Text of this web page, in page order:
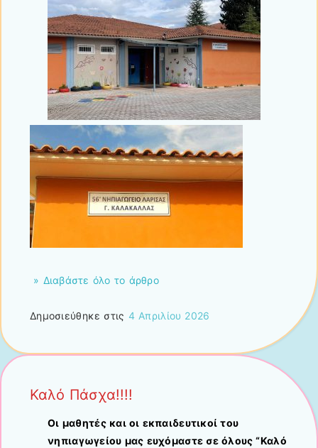
» Διαβάστε όλο το άρθρο
Δημοσιεύθηκε στις 4 Απριλίου 2026
Καλό Πάσχα!!!!
Οι μαθητές και οι εκπαιδευτικοί του
νηπιαγωγείου μας ευχόμαστε σε όλους “Καλό